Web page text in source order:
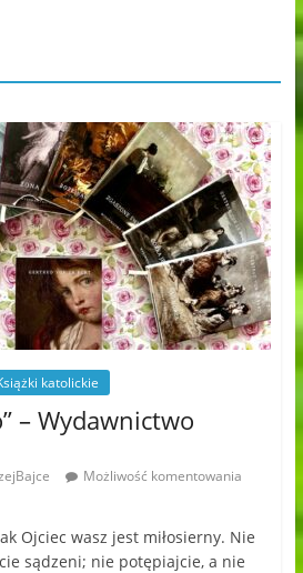
katolickie
– Wydawnictwo
Możliwość komentowania
Ojciec wasz jest miłosierny. Nie
sądzeni; nie potępiajcie, a nie